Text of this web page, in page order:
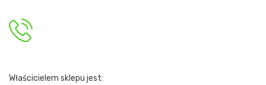
Właścicielem sklepu jest: